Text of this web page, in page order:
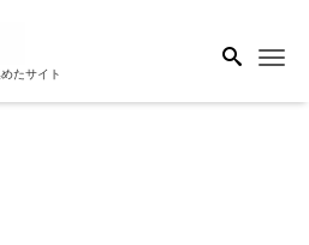
たサイト